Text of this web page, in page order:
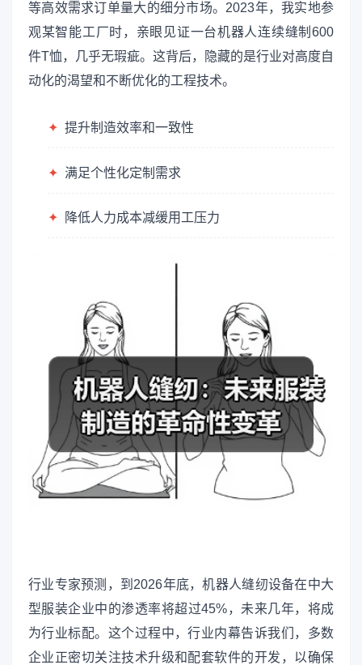
等高效需求订单量大的细分市场。2023年，我实地参
观某智能工厂时，亲眼见证一台机器人连续缝制600
件T恤，几乎无瑕疵。这背后，隐藏的是行业对高度自
动化的渴望和不断优化的工程技术。
✦ 提升制造效率和一致性
✦ 满足个性化定制需求
✦ 降低人力成本减缓用工压力
行业专家预测，到2026年底，机器人缝纫设备在中大
型服装企业中的渗透率将超过45%，未来几年，将成
为行业标配。这个过程中，行业内幕告诉我们，多数
企业正密切关注技术升级和配套软件的开发，以确保